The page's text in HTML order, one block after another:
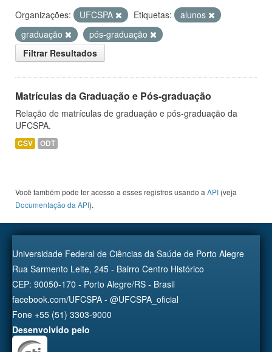
Organizações: UFCSPA Etiquetas:
alunos
graduação
pós-graduação
Filtrar Resultados
Matrículas da Graduação e Pós-graduação
Relação de matrículas de graduação e pós-graduação da
UFCSPA.
CSV ODT
Você também pode ter acesso a esses registros usando a API (veja
Documentação da API).
Universidade Federal de Ciências da Saúde de Porto Alegre
Rua Sarmento Leite, 245 - Bairro Centro Histórico
CEP: 90050-170 - Porto Alegre/RS - Brasil
facebook.com/UFCSPA - @UFCSPA_oficial
Fone +55 (51) 3303-9000
Desenvolvido pelo